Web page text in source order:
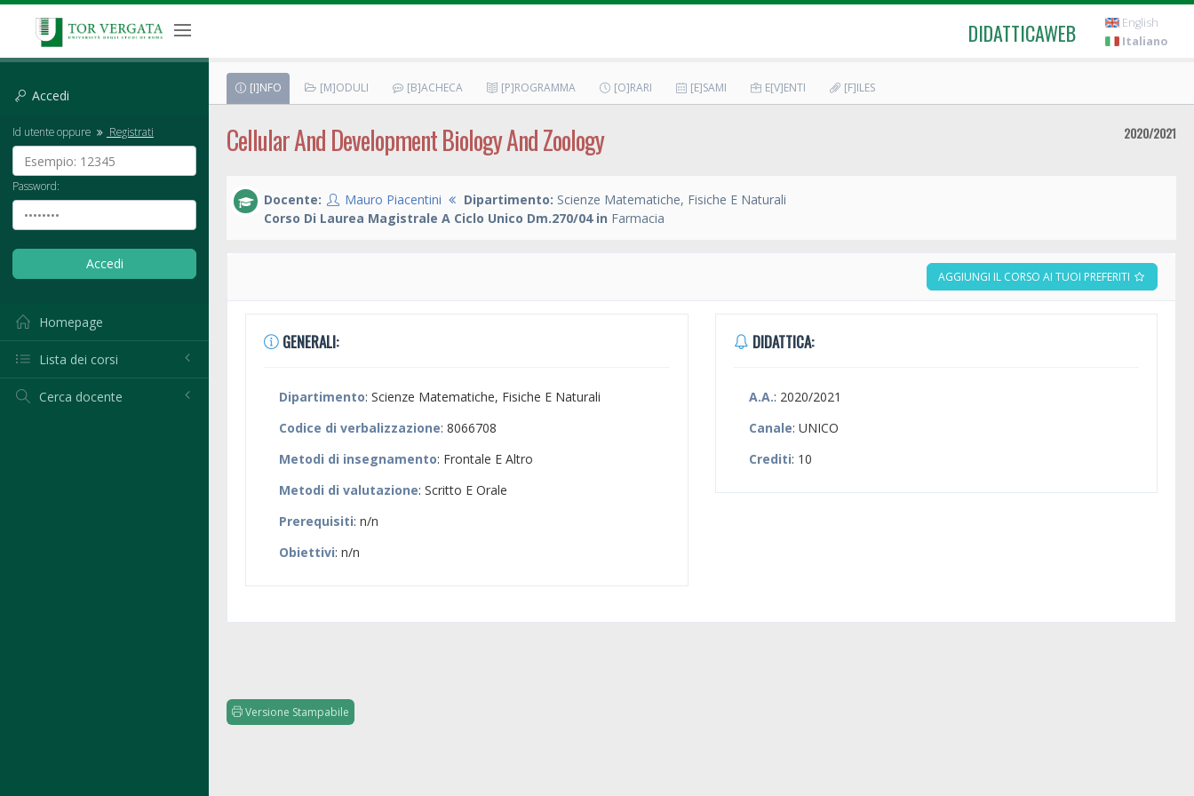
DIDATTICAWEB
English
Italiano
Accedi
Id utente oppure Registrati
Password:
Homepage
Lista dei corsi
Cerca docente
[I]NFO [M]ODULI [B]ACHECA [P]ROGRAMMA [O]RARI [E]SAMI E[V]ENTI [F]ILES
Cellular And Development Biology And Zoology 2020/2021
Docente: Mauro Piacentini Dipartimento: Scienze Matematiche, Fisiche E Naturali
Corso Di Laurea Magistrale A Ciclo Unico Dm.270/04 in Farmacia
AGGIUNGI IL CORSO AI TUOI PREFERITI
GENERALI:
Dipartimento: Scienze Matematiche, Fisiche E Naturali
Codice di verbalizzazione: 8066708
Metodi di insegnamento: Frontale E Altro
Metodi di valutazione: Scritto E Orale
Prerequisiti: n/n
Obiettivi: n/n
DIDATTICA:
A.A.: 2020/2021
Canale: UNICO
Crediti: 10
Versione Stampabile